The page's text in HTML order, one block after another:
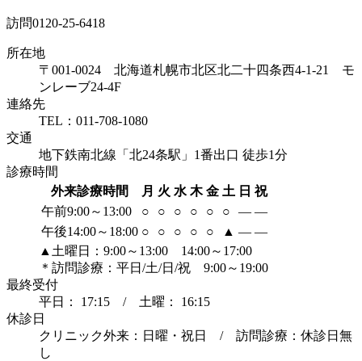
訪問0120-25-6418
所在地
〒001-0024 北海道札幌市北区北二十四条西4-1-21 モ
ンレーブ24-4F
連絡先
TEL：011-708-1080
交通
地下鉄南北線「北24条駅」1番出口 徒歩1分
診療時間
外来診療時間
月 火 水 木 金 土 日 祝
午前9:00～13:00
○ ○ ○ ○ ○ ○ ― ―
午後14:00～18:00 ○ ○ ○ ○ ○ ▲ ― ―
▲土曜日：9:00～13:00 14:00～17:00
＊訪問診療：平日/土/日/祝 9:00～19:00
最終受付
平日： 17:15 / 土曜： 16:15
休診日
クリニック外来：日曜・祝日 / 訪問診療：休診日無
し